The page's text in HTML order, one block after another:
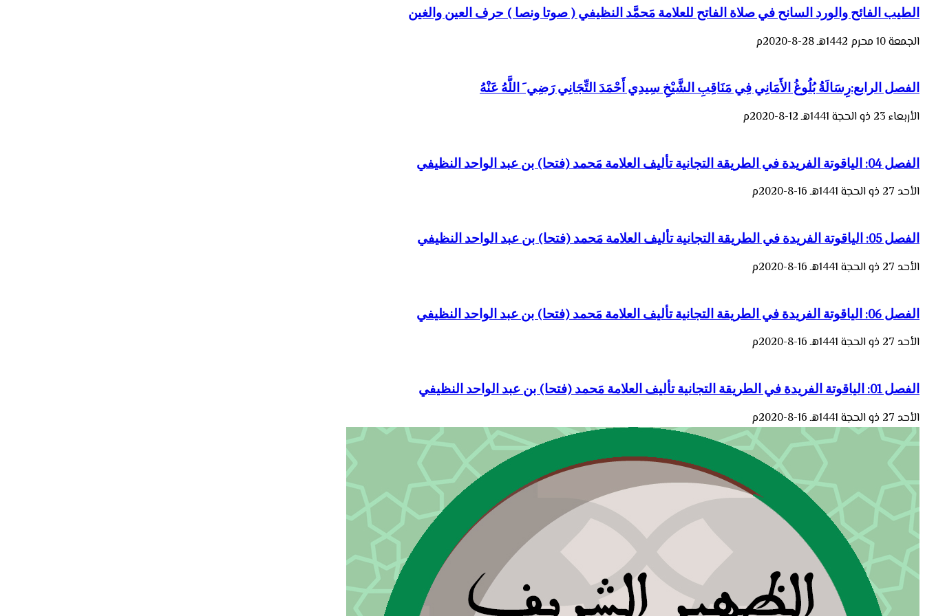
الطيب الفائح والورد السانح في صلاة الفاتح للعلامة مَحمَّد النظيفي ( صوتا ونصا ) حرف العين والغين
الجمعة 10 محرم 1442هـ 28-8-2020م
الفصل الرابع:رِسَالَةُ بُلُوغُ الأَمَانِي فِي مَنَاقِبِ الشَّيْخِ سِيدِي أَحْمَدَ التِّجَانِي رَضِي َ اللَّهُ عَنْهُ
الأربعاء 23 ذو الحجة 1441هـ 12-8-2020م
الفصل 04: الياقوتة الفريدة في الطريقة التجانية تأليف العلامة مَحمد (فتحا) بن عبد الواحد النظيفي
الأحد 27 ذو الحجة 1441هـ 16-8-2020م
الفصل 05: الياقوتة الفريدة في الطريقة التجانية تأليف العلامة مَحمد (فتحا) بن عبد الواحد النظيفي
الأحد 27 ذو الحجة 1441هـ 16-8-2020م
الفصل 06: الياقوتة الفريدة في الطريقة التجانية تأليف العلامة مَحمد (فتحا) بن عبد الواحد النظيفي
الأحد 27 ذو الحجة 1441هـ 16-8-2020م
الفصل 01: الياقوتة الفريدة في الطريقة التجانية تأليف العلامة مَحمد (فتحا) بن عبد الواحد النظيفي
الأحد 27 ذو الحجة 1441هـ 16-8-2020م